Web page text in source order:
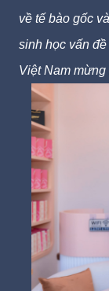
về tế bào gốc
sinh học vấn
Việt Nam